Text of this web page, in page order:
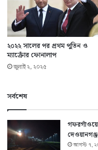
২০২২ সালের পর প্রথম পুতিন ও
ম্যাক্রোঁর ফোনালাপ
জুলাই ২, ২০২৫
সর্বশেষ
গফরগাঁওয়ে
আগস্ট ৭,